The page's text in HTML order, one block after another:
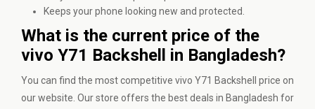
Keeps your phone looking new and protected.
What is the current price of the
vivo Y71 Backshell in Bangladesh?
You can find the most competitive vivo Y71 Backshell price on
our website . Our store offers the best deals in Bangladesh for